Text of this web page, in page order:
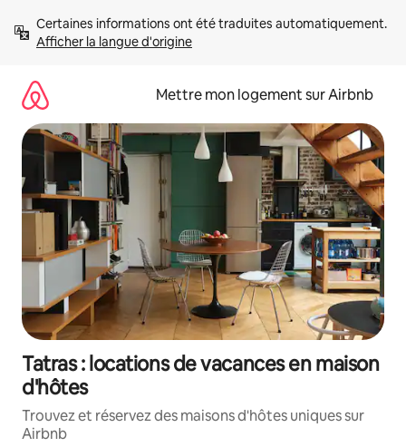
directement
Afficher la langue d'origine
Mettre mon logement sur Airbnb
Tatras : locations de vacances en maison
d'hôtes
Trouvez et réservez des maisons d'hôtes uniques sur
Airbnb